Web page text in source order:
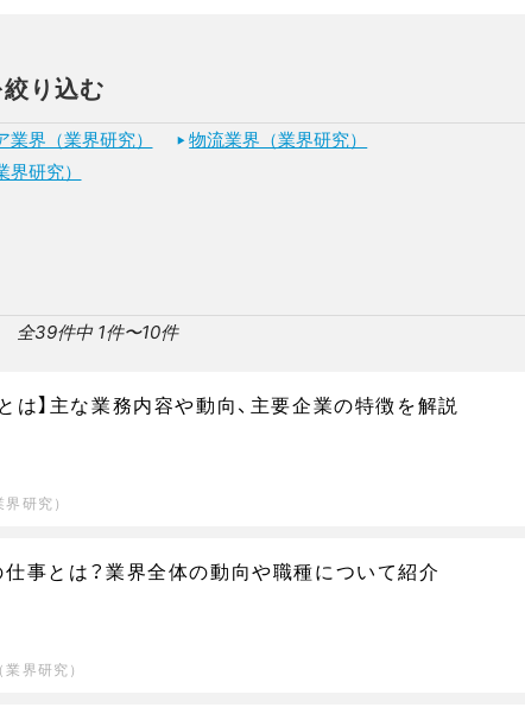
絞り込む
業界（業界研究）
物流業界（業界研究）
研究）
全39件中 1件〜10件
は】主な業務内容や動向、主要企業の特徴を解説
研究）
事とは？業界全体の動向や職種について紹介
界研究）